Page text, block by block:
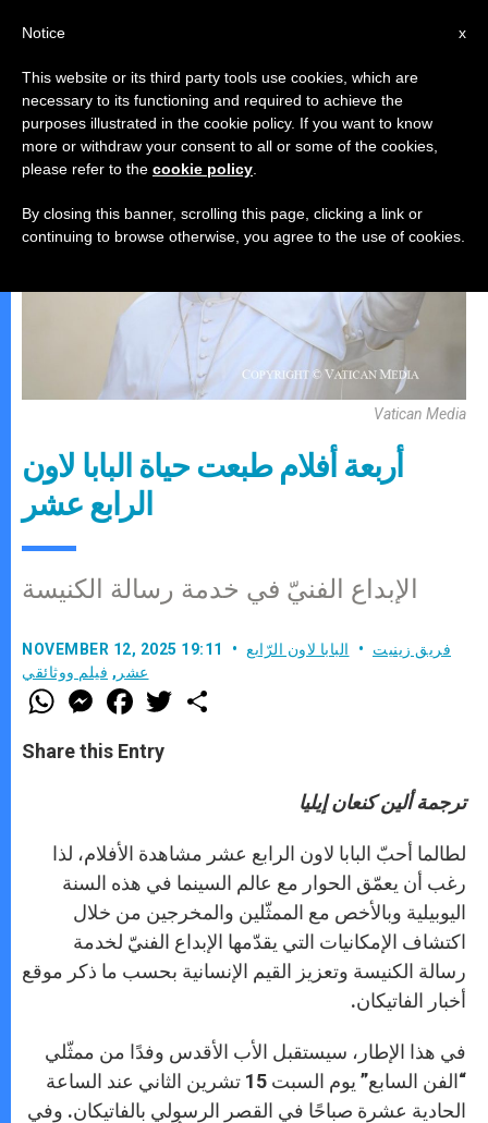
البابا لاون الرّابع عشر,فيلم ووثائقي
Vatican Media
أربعة أفلام طبعت حياة البابا لاون
الرابع عشر
الإبداع الفنيّ في خدمة رسالة الكنيسة
NOVEMBER 12, 2025 19:11 فريق زينيت
البابا لاون الرّابع
عشر , فيلم ووثائقي
W
h
t
s
M
e
s
e
F
a
e
b
w
Share this Entry
ترجمة ألين كنعان إيليا
لطالما أحبّ البابا لاون الرابع عشر مشاهدة الأفلام، لذا
رغب أن يعمّق الحوار مع عالم السينما في هذه السنة
اليوبيلية وبالأخص مع الممثّلين والمخرجين من خلال
اكتشاف الإمكانيات التي يقدّمها الإبداع الفنيّ لخدمة
رسالة الكنيسة وتعزيز القيم الإنسانية بحسب ما ذكر موقع
أخبار الفاتيكان.
في هذا الإطار، سيستقبل الأب الأقدس وفدًا من ممثّلي
“الفن السابع” يوم السبت 15 تشرين الثاني عند الساعة
الحادية عشرة صباحًا في القصر الرسولي بالفاتيكان. وفي
x
Notice
This website or its third party tools use cookies, which are
necessary to its functioning and required to achieve the
purposes illustrated in the cookie policy. If you want to know
more or withdraw your consent to all or some of the cookies,
please refer to the cookie policy
By closing this banner, scrolling this page, clicking a link or
continuing to browse otherwise, you agree to the use of cookies.